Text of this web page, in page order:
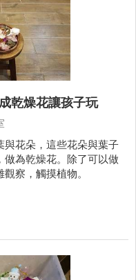
乾燥花讓孩子玩
與花朵，這些花朵與葉子
做為乾燥花。除了可以做
察，觸摸植物。